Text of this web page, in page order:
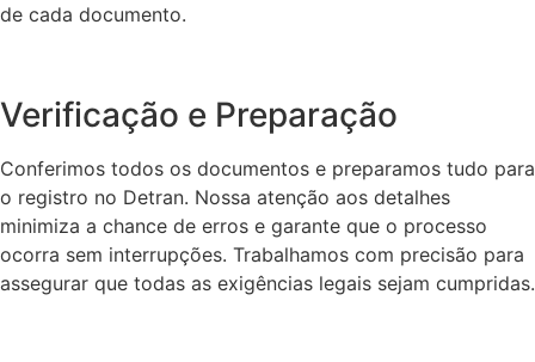
de cada documento.
Verificação e Preparação
Conferimos todos os documentos e preparamos tudo para
o registro no Detran. Nossa atenção aos detalhes
minimiza a chance de erros e garante que o processo
ocorra sem interrupções. Trabalhamos com precisão para
assegurar que todas as exigências legais sejam cumpridas.